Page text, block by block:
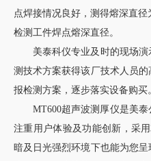
点焊接情况良好，测得熔深直
检测工件焊点熔深直径。
美泰科仪专业及时的现场
测技术方案获得该厂技术人员
报检测方案，逐步落实设备购买
MT600超声波测厚仪是美
注重用户体验及功能创新，采
暗及日光强烈环境下也能为您